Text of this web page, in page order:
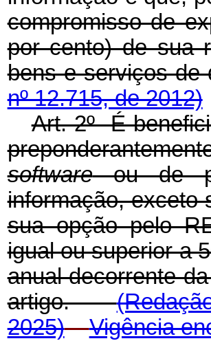
compromisso de
por cento) de sua
bens e serviços
nº 12.715, de 2012)
Art. 2º É
softwareou de
informação,
sua opção pelo
igual ou superior a
anual decorrente
artigo.
2025)
Vigência